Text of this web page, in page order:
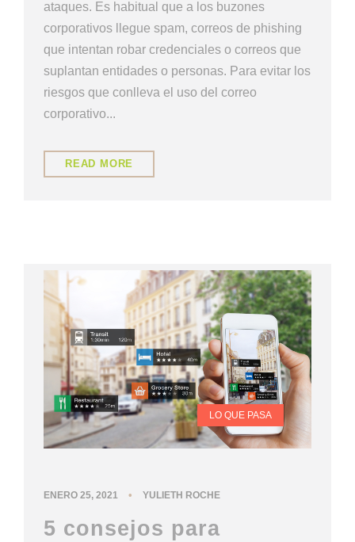
ataques. Es habitual que a los buzones
corporativos llegue spam, correos de phishing
que intentan robar credenciales o correos que
suplantan entidades o personas. Para evitar los
riesgos que conlleva el uso del correo
corporativo...
READ MORE
LO QUE PASA
ENERO 25, 2021 • YULIETH ROCHE
5 consejos para